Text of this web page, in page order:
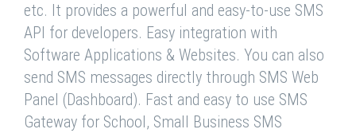
etc. It provides a powerful and easy-to-use SMS
API for developers. Easy integration with
Software Applications & Websites. You can also
send SMS messages directly through SMS Web
Panel (Dashboard). Fast and easy to use SMS
Gateway for School, Small Business SMS